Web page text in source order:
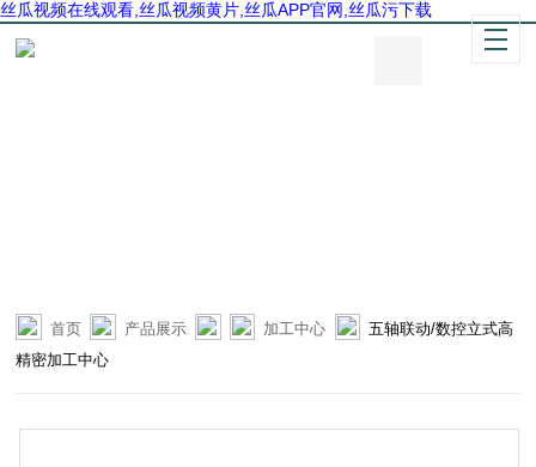
丝瓜视频在线观看,丝瓜视频黄片,丝瓜APP官网,丝瓜污下载
首页 产品展示 加工中心
五轴联动/数控立式高
精密加工中心